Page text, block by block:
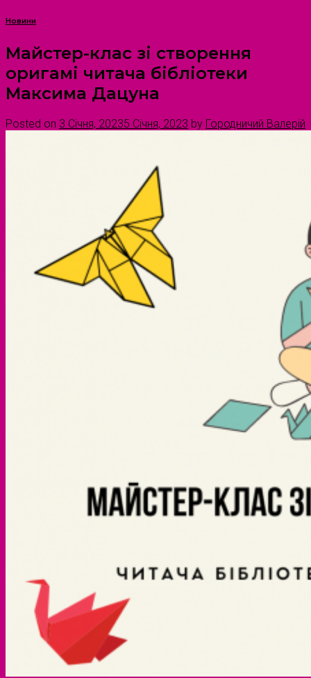
Новини
Майстер-клас зі створення
оригамі читача бібліотеки
Максима Дацуна
Posted on 3 Січня, 20235 Січня, 2023 by Городничий Валерій